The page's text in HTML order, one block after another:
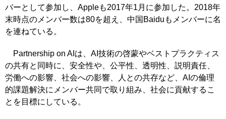
バーとして参加し、Appleも2017年1月に参加した。2018年
末時点のメンバー数は80を超え、中国Baiduもメンバーに名
を連ねている。
Partnership on AIは、AI技術の啓蒙やベストプラクティス
の共有と同時に、安全性や、公平性、透明性、説明責任、
労働への影響、社会への影響、人との共存など、AIの倫理
的課題解決にメンバー共同で取り組み、社会に貢献するこ
とを目標にしている。